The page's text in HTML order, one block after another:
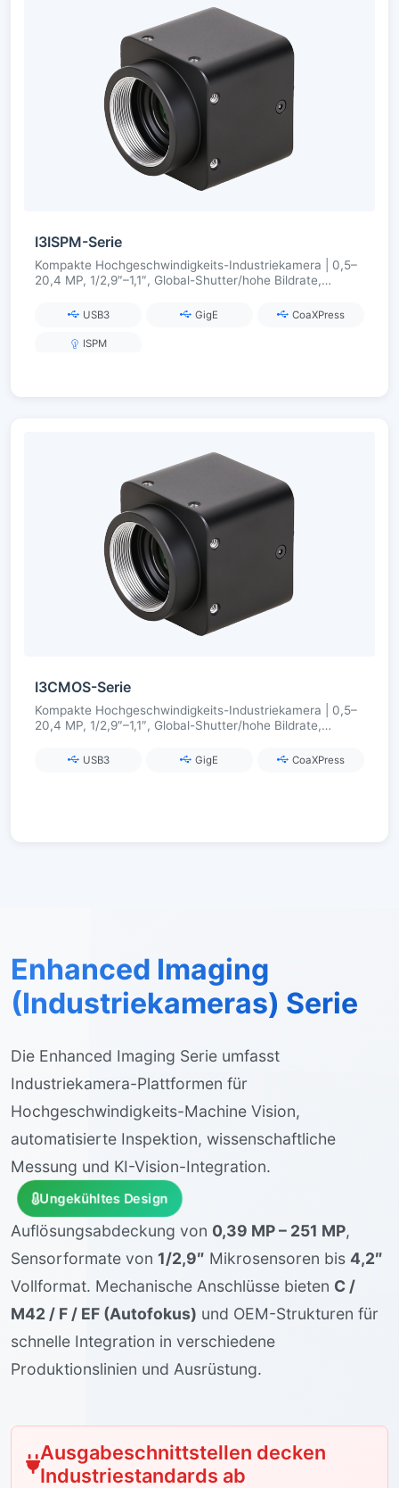
I3ISPM-Serie
Kompakte Hochgeschwindigkeits-Industriekamera | 0,5–
20,4 MP, 1/2,9″–1,1″, Global-Shutter/hohe Bildrate,
USB3 GigE CoaXPress
ISPM
I3CMOS-Serie
Kompakte Hochgeschwindigkeits-Industriekamera | 0,5–
20,4 MP, 1/2,9″–1,1″, Global-Shutter/hohe Bildrate,
USB3 GigE CoaXPress
Enhanced Imaging
(Industriekameras) Serie
Die Enhanced Imaging Serie umfasst
Industriekamera-Plattformen für
Hochgeschwindigkeits-Machine Vision,
automatisierte Inspektion, wissenschaftliche
Messung und KI-Vision-Integration.
Ungekühltes Design
Auflösungsabdeckung von 0,39 MP – 251 MP,
Sensorformate von 1/2,9″ Mikrosensoren bis 4,2″
Vollformat. Mechanische Anschlüsse bieten C /
M42 / F / EF (Autofokus) und OEM-Strukturen für
schnelle Integration in verschiedene
Produktionslinien und Ausrüstung.
Ausgabeschnittstellen decken
Industriestandards ab